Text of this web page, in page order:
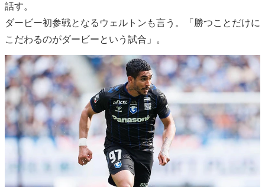
話す。
ダービー初参戦となるウェルトンも言う。「勝つことだけに
こだわるのがダービーという試合」。